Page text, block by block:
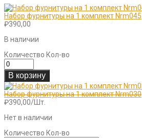
Набор фурнитуры на 1 комплект Nrm045
₽390,00
В наличии
Количество Кол-во
В корзину
Набор фурнитуры на 1 комплект Nrm030
₽390,00/Шт.
Нет в наличии
Количество Кол-во